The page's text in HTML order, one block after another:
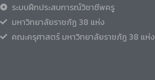
ระบบฝึกประสบการณ์วิชาชีพครู
มหาวิทยาลัยราชภัฏ 38 แห่ง
คณะครุศาสตร์ มหาวิทยาลัยราชภัฏ 38 แห่ง